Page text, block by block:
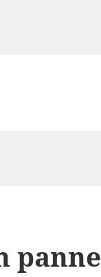
panne